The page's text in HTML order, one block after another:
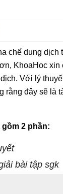
chế dung
KhoaHoc xin
Với lý
rằng đây sẽ là
2 phần:
bài tập sgk